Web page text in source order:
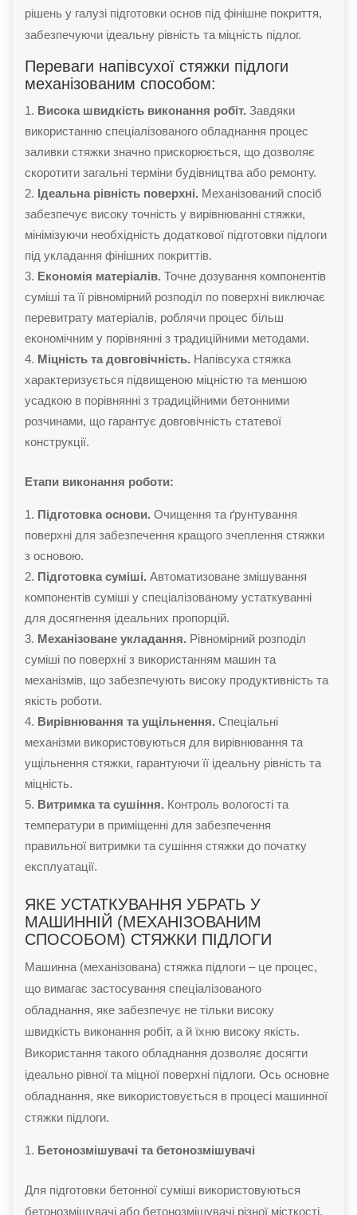
рішень у галузі підготовки основ під фінішне покриття,
забезпечуючи ідеальну рівність та міцність підлог.
Переваги напівсухої стяжки підлоги
механізованим способом:
Висока швидкість виконання робіт. Завдяки
використанню спеціалізованого обладнання процес
заливки стяжки значно прискорюється, що дозволяє
скоротити загальні терміни будівництва або ремонту.
Ідеальна рівність поверхні. Механізований спосіб
забезпечує високу точність у вирівнюванні стяжки,
мінімізуючи необхідність додаткової підготовки підлоги
під укладання фінішних покриттів.
Економія матеріалів. Точне дозування компонентів
суміші та її рівномірний розподіл по поверхні виключає
перевитрату матеріалів, роблячи процес більш
економічним у порівнянні з традиційними методами.
Міцність та довговічність. Напівсуха стяжка
характеризується підвищеною міцністю та меншою
усадкою в порівнянні з традиційними бетонними
розчинами, що гарантує довговічність статевої
конструкції.
Етапи виконання роботи:
Підготовка основи. Очищення та ґрунтування
поверхні для забезпечення кращого зчеплення стяжки
з основою.
Підготовка суміші. Автоматизоване змішування
компонентів суміші у спеціалізованому устаткуванні
для досягнення ідеальних пропорцій.
Механізоване укладання. Рівномірний розподіл
суміші по поверхні з використанням машин та
механізмів, що забезпечують високу продуктивність та
якість роботи.
Вирівнювання та ущільнення. Спеціальні
механізми використовуються для вирівнювання та
ущільнення стяжки, гарантуючи її ідеальну рівність та
міцність.
Витримка та сушіння. Контроль вологості та
температури в приміщенні для забезпечення
правильної витримки та сушіння стяжки до початку
експлуатації.
ЯКЕ УСТАТКУВАННЯ УБРАТЬ У
МАШИННІЙ (МЕХАНІЗОВАНИМ
СПОСОБОМ) СТЯЖКИ ПІДЛОГИ
Машинна (механізована) стяжка підлоги – це процес,
що вимагає застосування спеціалізованого
обладнання, яке забезпечує не тільки високу
швидкість виконання робіт, а й їхню високу якість.
Використання такого обладнання дозволяє досягти
ідеально рівної та міцної поверхні підлоги. Ось основне
обладнання, яке використовується в процесі машинної
стяжки підлоги.
Бетонозмішувачі та бетонозмішувачі
Для підготовки бетонної суміші використовуються
бетонозмішувачі або бетонозмішувачі різної місткості.